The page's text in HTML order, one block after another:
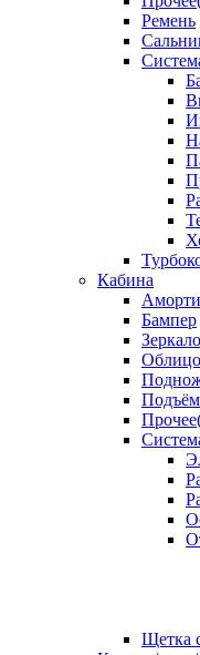
Ремень
Кабина
Бампер
Зеркало
Щетка